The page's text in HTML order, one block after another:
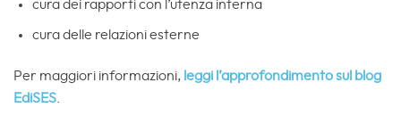
cura dei rapporti con l’utenza interna
cura delle relazioni esterne
Per maggiori informazioni, leggi l’approfondimento sul blog
EdiSES